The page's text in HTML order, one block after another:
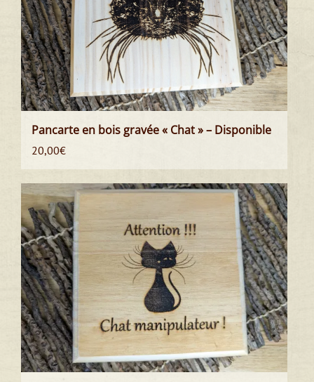
Pancarte en bois gravée « Chat » – Disponible
20,00€